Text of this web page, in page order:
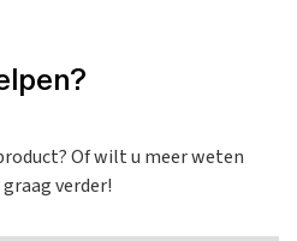
Of wilt u meer weten
verder!